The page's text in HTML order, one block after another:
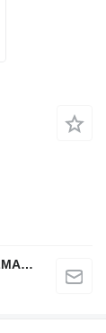
Przedsiębiorstwo Produkcyjno-Handlowe ROLMAPOL Marcin Dziekan